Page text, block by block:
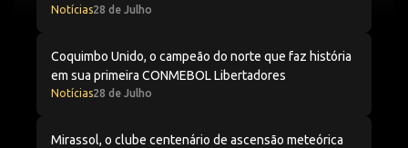
Notícias28 de Julho
Coquimbo Unido, o campeão do norte que faz história
em sua primeira CONMEBOL Libertadores
Notícias28 de Julho
Mirassol, o clube centenário de ascensão meteórica